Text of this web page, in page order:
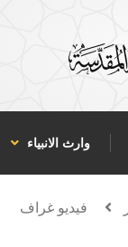
وارث الانبياء
فيديو غراف